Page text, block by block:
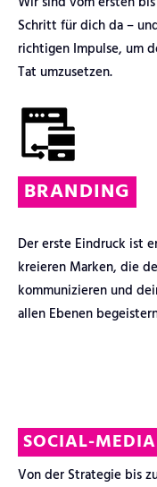
Schritt für dich da –
richtigen Impulse, um
Tat umzusetzen.
BRANDING
Der erste Eindruck ist
kreieren Marken, die
kommunizieren und
allen Ebenen
SOCIAL-MEDIA
Von der Strategie bis